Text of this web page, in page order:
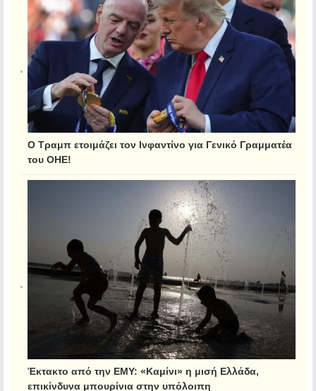
Ο Τραμπ ετοιμάζει τον Ινφαντίνο για Γενικό Γραμματέα
του ΟΗΕ!
Έκτακτο από την ΕΜΥ: «Καμίνι» η μισή Ελλάδα,
επικίνδυνα μπουρίνια στην υπόλοιπη